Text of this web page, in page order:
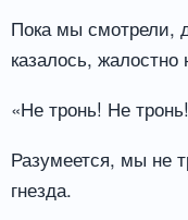
Пока мы смотрели,
казалось, жалостно
«Не тронь! Не
Разумеется, мы не
гнезда.